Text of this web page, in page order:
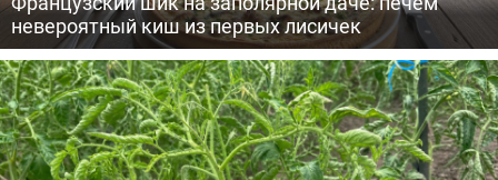
невероятный киш из первых лисичек